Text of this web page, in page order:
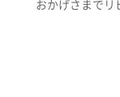
おかげさまでリ
物のデザイン